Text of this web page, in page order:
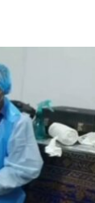
ព័ត៌មាន​